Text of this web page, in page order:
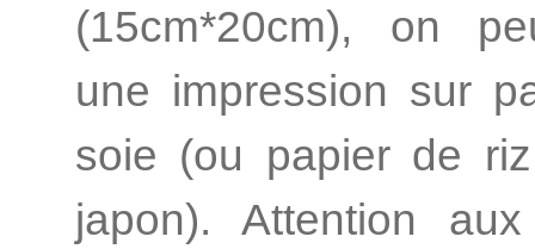
(15cm*20cm), on
une impression sur
soie (ou papier de
japon). Attention